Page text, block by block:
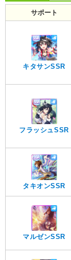
サポート
キタサンSSR
フラッシュSSR
タキオンSSR
マルゼンSSR